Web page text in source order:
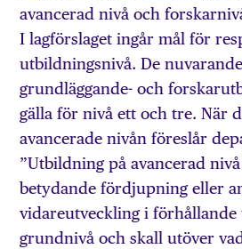
avancerad nivå och
I lagförslaget ingår mål för
utbildningsnivå. De
grundläggande- och
gälla för nivå ett och tre. När
avancerade nivån föreslår
”Utbildning på avancerad
betydande fördjupning eller
vidareutveckling i
grundnivå och skall utöver